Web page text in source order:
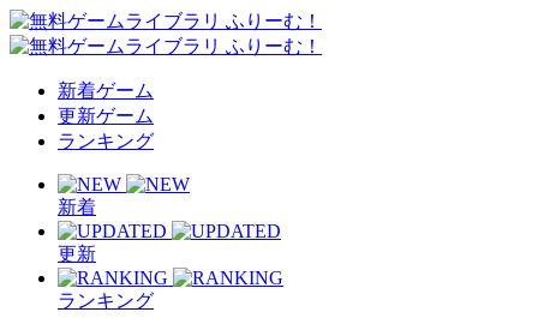
新着ゲーム
更新ゲーム
ランキング
新着
更新
ランキング